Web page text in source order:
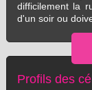
difficilement la
d'un soir ou
Profils des